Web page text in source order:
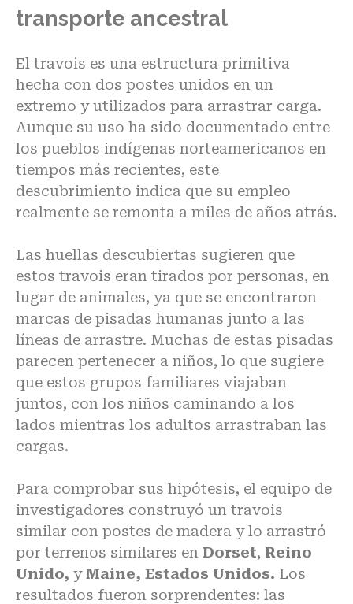
transporte ancestral
El travois es una estructura primitiva
hecha con dos postes unidos en un
extremo y utilizados para arrastrar carga.
Aunque su uso ha sido documentado entre
los pueblos indígenas norteamericanos en
tiempos más recientes, este
descubrimiento indica que su empleo
realmente se remonta a miles de años atrás.
Las huellas descubiertas sugieren que
estos travois eran tirados por personas, en
lugar de animales, ya que se encontraron
marcas de pisadas humanas junto a las
líneas de arrastre. Muchas de estas pisadas
parecen pertenecer a niños, lo que sugiere
que estos grupos familiares viajaban
juntos, con los niños caminando a los
lados mientras los adultos arrastraban las
cargas.
Para comprobar sus hipótesis, el equipo de
investigadores construyó un travois
similar con postes de madera y lo arrastró
por terrenos similares en Dorset, Reino
Unido, yMaine, Estados Unidos. Los
resultados fueron sorprendentes: las